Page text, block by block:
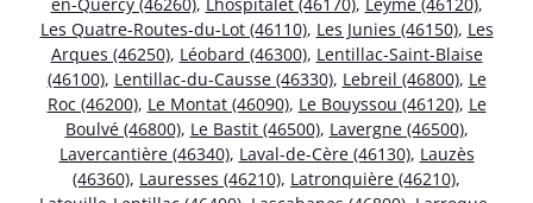
Les Quatre-Routes-du-Lot (46110), Les Junies (46150), Les
Arques (46250), Léobard (46300), Lentillac-Saint-Blaise
(46100), Lentillac-du-Causse (46330), Lebreil (46800), Le
Roc (46200), Le Montat (46090), Le Bouyssou (46120), Le
Boulvé (46800), Le Bastit (46500), Lavergne (46500),
Lavercantière (46340), Laval-de-Cère (46130), Lauzès
(46360), Lauresses (46210), Latronquière (46210),